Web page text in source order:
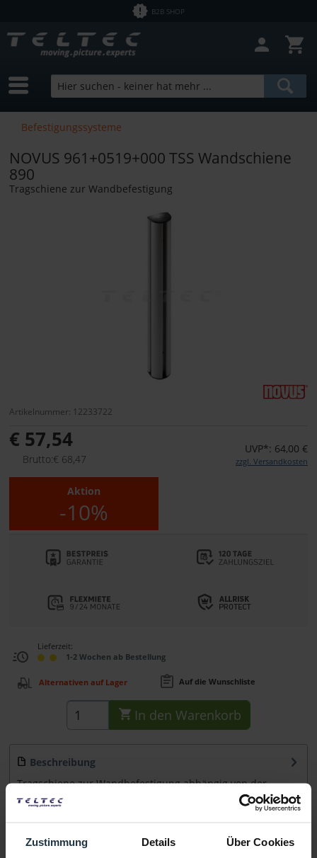
Zustimmung Details Über Cookies
B2B SHOP
Befestigungssysteme
NOVUS 961+0519+000 TSS Wandschiene
890
Tragschiene zur Wandbefestigung
Artikelnummer: 12233722
€ 57,54
Brutto:€ 68,47
UVP*: 64,00 €
zzgl. Versandkosten
Aktion
-10%
Lieferzeit:
1-2 Wochen ab Bestellung
Alternativen auf Lager Auf die Wunschliste
In den Warenkorb
Beschreibung
Tragschiene zur Wandbefestigung abhängig von der
Beschaffenheit der Wand; in der Länge 890 mm...mehr